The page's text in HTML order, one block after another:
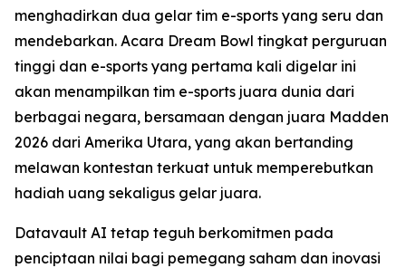
menghadirkan dua gelar tim e-sports yang seru dan
mendebarkan. Acara Dream Bowl tingkat perguruan
tinggi dan e-sports yang pertama kali digelar ini
akan menampilkan tim e-sports juara dunia dari
berbagai negara, bersamaan dengan juara Madden
2026 dari Amerika Utara, yang akan bertanding
melawan kontestan terkuat untuk memperebutkan
hadiah uang sekaligus gelar juara.
Datavault AI tetap teguh berkomitmen pada
penciptaan nilai bagi pemegang saham dan inovasi